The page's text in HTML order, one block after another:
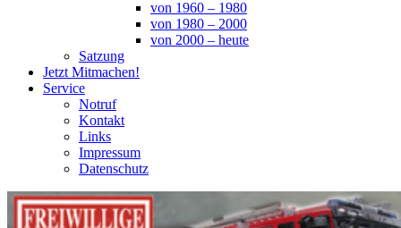
von 1960 – 1980
von 1980 – 2000
von 2000 – heute
Satzung
Jetzt Mitmachen!
Service
Notruf
Kontakt
Links
Impressum
Datenschutz